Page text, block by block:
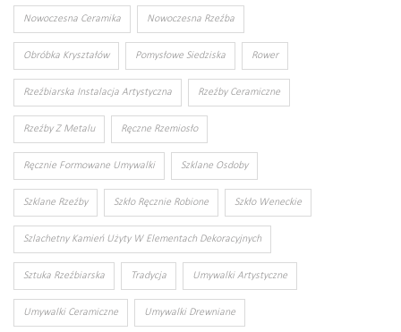
Nowoczesna Ceramika Nowoczesna Rzeźba
Obróbka Kryształów Pomysłowe Siedziska Rower
Rzeźbiarska Instalacja Artystyczna Rzeźby Ceramiczne
Rzeźby Z Metalu Ręczne Rzemiosło
Ręcznie Formowane Umywalki Szklane Osdoby
Szklane Rzeźby Szkło Ręcznie Robione Szkło Weneckie
Szlachetny Kamień Użyty W Elementach Dekoracyjnych
Sztuka Rzeźbiarska Tradycja Umywalki Artystyczne
Umywalki Ceramiczne Umywalki Drewniane